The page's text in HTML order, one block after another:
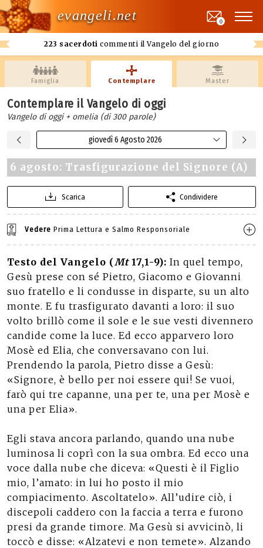
evangeli.net
223 sacerdoti commenti il Vangelo del giorno
0
Famiglia Contemplare Master
Contemplare il Vangelo di oggi
Vangelo di oggi + omelia (di 300 parole)
giovedì 6 Agosto 2026
6 agosto: Trasfigurazione del Signore (A)
Scarica Condividere
Vedere Prima Lettura e Salmo Responsoriale
Testo del Vangelo (Mt17,1-9): In quel tempo,
Gesù prese con sé Pietro, Giacomo e Giovanni
suo fratello e li condusse in disparte, su un alto
monte. E fu trasfigurato davanti a loro: il suo
volto brillò come il sole e le sue vesti divennero
candide come la luce. Ed ecco apparvero loro
Mosè ed Elia, che conversavano con lui.
Prendendo la parola, Pietro disse a Gesù:
«Signore, è bello per noi essere qui! Se vuoi,
farò qui tre capanne, una per te, una per Mosè e
una per Elia».
Egli stava ancora parlando, quando una nube
luminosa li coprì con la sua ombra. Ed ecco una
voce dalla nube che diceva: «Questi è il Figlio
mio, l’amato: in lui ho posto il mio
compiacimento. Ascoltatelo». All’udire ciò, i
discepoli caddero con la faccia a terra e furono
presi da grande timore. Ma Gesù si avvicinò, li
toccò e disse: «Alzatevi e non temete». Alzando